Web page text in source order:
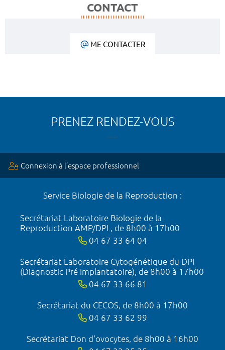
CONTACT
ME CONTACTER
PRENEZ RENDEZ-VOUS
Connexion à l’espace professionnel
Service Biologie de la Reproduction :
Secrétariat Laboratoire Biologie de la
Reproduction AMP/DPI , de 8h00 à 17h00
04 67 33 64 04
Secrétariat Laboratoire Cytogénétique du DPI
(Diagnostic Pré Implantatoire), de 8h00 à 17h00
04 67 33 66 81
Secrétariat du CECOS, de 8h00 à 17h00
04 67 33 62 99
Secrétariat Don d'ovocytes, de 8h00 à 16h00